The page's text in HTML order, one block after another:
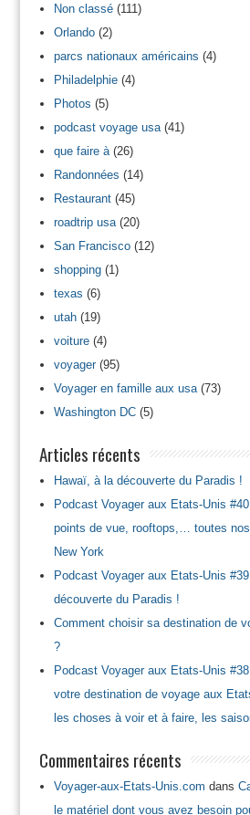
Non classé(111)
Orlando(2)
parcs nationaux américains (4)
Philadelphie(4)
Photos (5)
podcast voyage usa(41)
que faire à(26)
Randonnées (14)
Restaurant(45)
roadtrip usa(20)
San Francisco(12)
shopping(1)
texas (6)
utah(19)
voiture(4)
voyager(95)
Voyager en famille aux usa(73)
Washington DC(5)
Articles récents
Hawaï, à la découverte du Paradis !
Podcast Voyager aux Etats-Unis
points de vue, rooftops,… toutes
New York
Podcast Voyager aux Etats-Unis
découverte du Paradis !
Comment choisir sa destination de
?
Podcast Voyager aux Etats-Unis
votre destination de voyage aux
les choses à voir et à faire, les
Commentaires récents
Voyager-aux-Etats-Unis.com dans
le matériel dont vous avez besoin